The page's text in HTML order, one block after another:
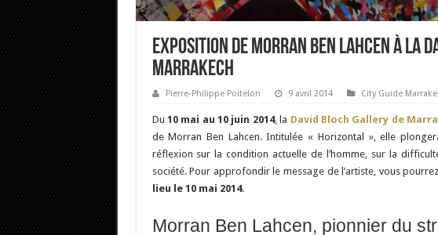
Exposition de Morran Ben Lahcen à la
Marrakech
Pierre-Philippe Poitelon 9 avril 2014 City Guide
Du 10 mai au 10 juin 2014, la David Bloch Gallery de
de Morran Ben Lahcen. Intitulée « Horizontal », elle
réflexion sur la condition actuelle de l’homme, sur la
société. Pour approfondir le message de l’artiste, vous
lieu le 10 mai 2014.
Morran Ben Lahcen, pionnier du